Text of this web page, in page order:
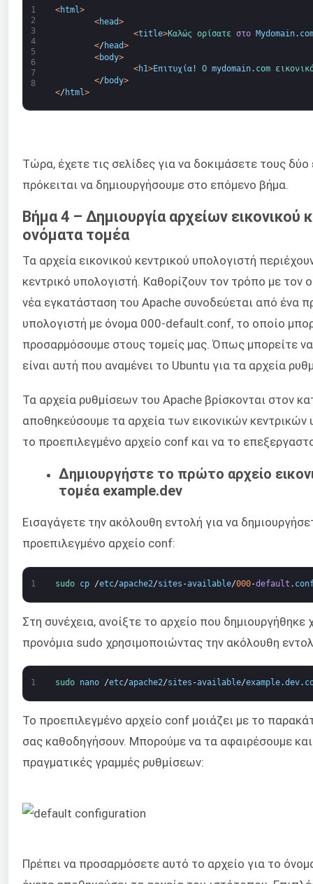
1
2
3
4
5
6
7
8
<html>
<head>
<title>Καλώς ορίσατε στο Mydomain.
</ head>
<body>
<h1>Επιτυχία! Ο mydomain. com
</ body>
</ html>
Τώρα, έχετε τις σελίδες για να δοκιμάσετε τους
πρόκειται να δημιουργήσουμε στο επόμενο βήμα.
Βήμα 4 – Δημιουργία αρχείων εικονικού
ονόματα τομέα
Τα αρχεία εικονικού κεντρικού υπολογιστή
κεντρικό υπολογιστή. Καθορίζουν τον τρόπο με τον
νέα εγκατάσταση του Apache συνοδεύεται από ένα
υπολογιστή με όνομα 000-default.conf, το οποίο
προσαρμόσουμε στους τομείς μας. Όπως μπορείτε
είναι αυτή που αναμένει το Ubuntu για τα αρχεία
Τα αρχεία ρυθμίσεων του Apache βρίσκονται στον
αποθηκεύσουμε τα αρχεία των εικονικών
το προεπιλεγμένο αρχείο conf και να το
Δημιουργήστε το πρώτο αρχείο
τομέα example.dev
Εισαγάγετε την ακόλουθη εντολή για να
προεπιλεγμένο αρχείο conf:
1 sudo cp /etc/apache2/sites -available/000-default .
Στη συνέχεια, ανοίξτε το αρχείο που
προνόμια sudo χρησιμοποιώντας την ακόλουθη
1 sudo nano /etc/apache2/sites -available/example.dev.
Το προεπιλεγμένο αρχείο conf μοιάζει με το
σας καθοδηγήσουν. Μπορούμε να τα αφαιρέσουμε
πραγματικές γραμμές ρυθμίσεων:
Πρέπει να προσαρμόσετε αυτό το αρχείο για το